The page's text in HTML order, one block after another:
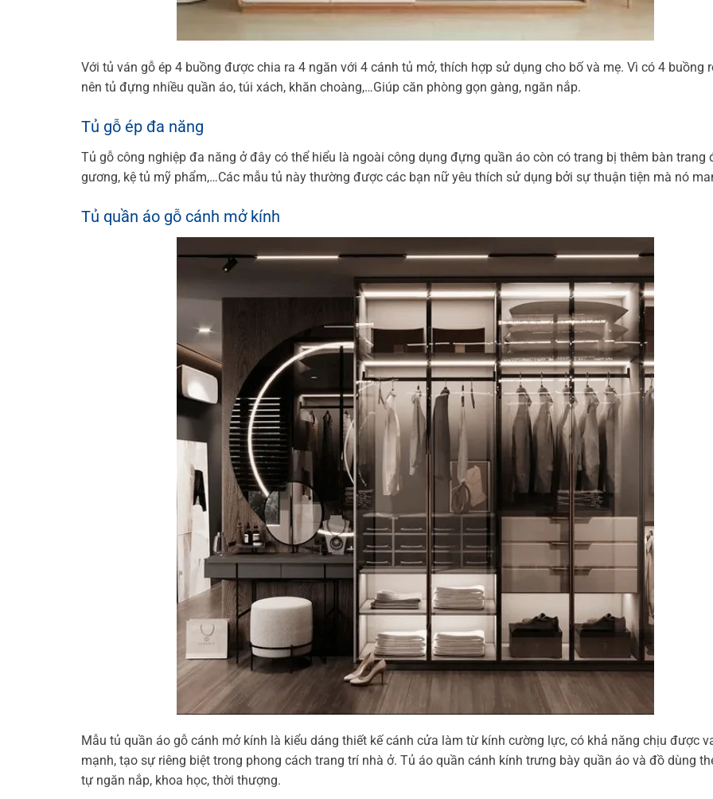
Với tủ ván gỗ ép 4 buồng được chia ra 4 ngăn với 4 cánh tủ mở, thích hợp sử dụng cho bố và mẹ. Vì có 4 buồng
nên tủ đựng nhiều quần áo, túi xách, khăn choàng,…Giúp căn phòng gọn gàng, ngăn nắp.
Tủ gỗ ép đa năng
Tủ gỗ công nghiệp đa năng ở đây có thể hiểu là ngoài công dụng đựng quần áo còn có trang bị thêm bàn trang
gương, kệ tủ mỹ phẩm,…Các mẫu tủ này thường được các bạn nữ yêu thích sử dụng bởi sự thuận tiện mà nó
Tủ quần áo gỗ cánh mở kính
Mẫu tủ quần áo gỗ cánh mở kính là kiểu dáng thiết kế cánh cửa làm từ kính cường lực, có khả năng chịu được
mạnh, tạo sự riêng biệt trong phong cách trang trí nhà ở. Tủ áo quần cánh kính trưng bày quần áo và đồ dùng
tự ngăn nắp, khoa học, thời thượng.